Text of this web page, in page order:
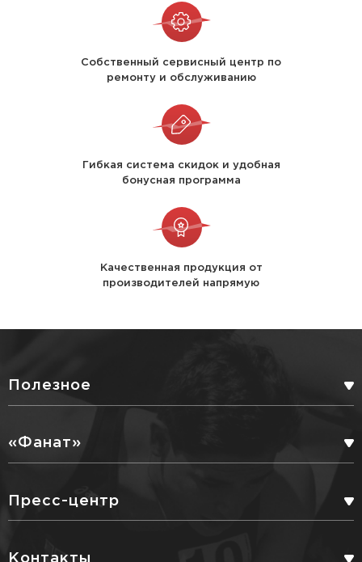
Собственный сервисный центр по
ремонту и обслуживанию
Гибкая система скидок и удобная
бонусная программа
Качественная продукция от
производителей напрямую
Полезное
ДОСТАВКА
«Фанат»
Пресс-центр
Контакты